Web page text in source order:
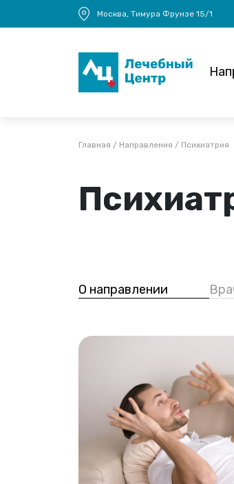
Перейти к основному содержанию
Москва, Тимура Фрунзе 15/1
Строка
Главная Направления Психиатрия
О направлении